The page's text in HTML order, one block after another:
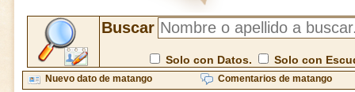
Buscar
Solo con Datos. Solo con
Nuevo dato de matango Comentarios de matango